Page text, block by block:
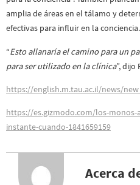
amplia de áreas en el tálamo y
efectivas para influir en la conciencia.
“Esto allanaría el camino para un
para ser utilizado en la clínica”, dijo
https://english.m.tau.ac.il/news/
https://es.gizmodo.com/los-monos-
instante-cuando-1841659159
Acerca